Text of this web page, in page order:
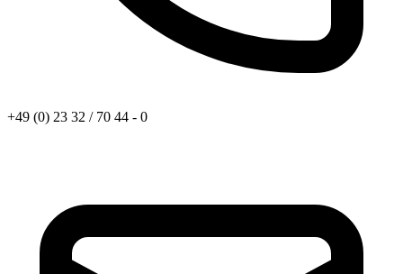
+49 (0) 23 32 / 70 44 - 0